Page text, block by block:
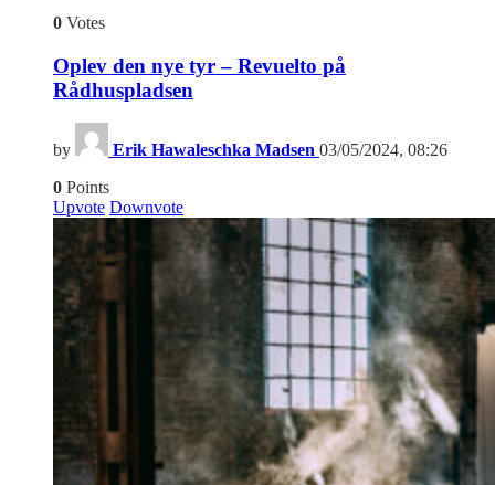
0 Votes
Oplev den nye tyr – Revuelto på
Rådhuspladsen
by Erik Hawaleschka Madsen 03/05/2024, 08:26
0 Points
Upvote Downvote